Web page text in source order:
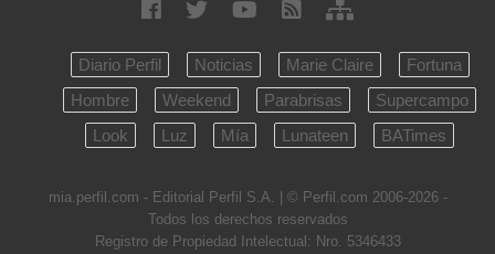
Diario Perfil Noticias Marie Claire
Fortuna
Hombre
Weekend Parabrisas
Supercampo
Look
Luz Mía Lunateen BATimes
mia.perfil.com - Editorial Perfil S.A. | © Perfil.com 2006-2026 -
Todos los derechos reservados
Registro de Propiedad Intelectual: Nro. 5346433